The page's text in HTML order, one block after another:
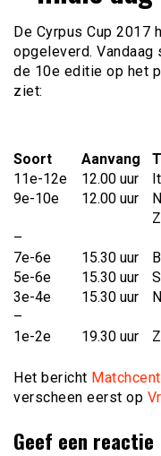
De Cyrpus Cup 2017
opgeleverd.
de 10e editie op het
ziet:
Soort Aanvang
11e-12e
12.00 uur
9e-10e
12.00 uur
–
7e-6e
15.30 uur
5e-6e
15.30 uur
3e-4e
15.30 uur
–
1e-2e
19.30 uur
Het bericht
verscheen eerst op
Geef een reactie